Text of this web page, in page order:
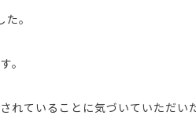
。
。
れていることに気づいていただい